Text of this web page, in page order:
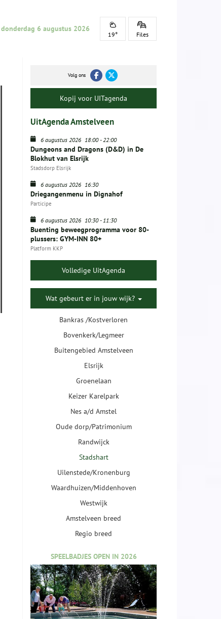
donderdag 6 augustus 2026
19° Files
Volg ons
Kopij voor UITagenda
UitAgenda Amstelveen
6 augustus 2026 18:00-22:00
Dungeons and Dragons (D&D) in De
Blokhut van Elsrijk
Stadsdorp Elsrijk
6 augustus 2026 16:30
Driegangenmenu in Dignahof
Participe
6 augustus 2026 10:30-11:30
Buenting beweegprogramma voor 80-
plussers: GYM-INN 80+
Platform KKP
Volledige UitAgenda
Wat gebeurt er in jouw wijk?
Bankras /Kostverloren
Bovenkerk/Legmeer
Buitengebied Amstelveen
Elsrijk
Groenelaan
Keizer Karelpark
Nes a/d Amstel
Oude dorp/Patrimonium
Randwijck
Stadshart
Uilenstede/Kronenburg
Waardhuizen/Middenhoven
Westwijk
Amstelveen breed
Regio breed
SPEELBADJES OPEN IN 2026